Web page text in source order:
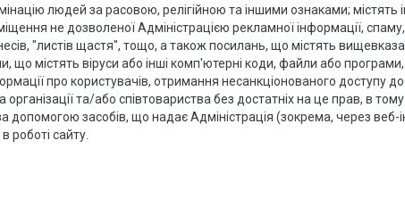
людей за расовою, релігійною та іншими ознаками;
не дозволеної Адміністрацією рекламної інформації,
"листів щастя", тощо, а також посилань, що містять
що містять віруси або інші комп'ютерні коди, файли або
про користувачів, отримання несанкціонованого доступу до
та/або співтовариства без достатніх на це прав, в тому
засобів, що надає Адміністрація (зокрема, через веб-
роботі сайту.